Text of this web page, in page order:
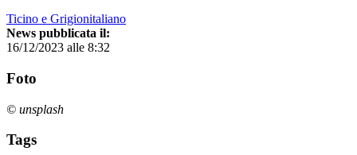
Ticino e Grigionitaliano
News pubblicata il:
16/12/2023 alle 8:32
Foto
© unsplash
Tags